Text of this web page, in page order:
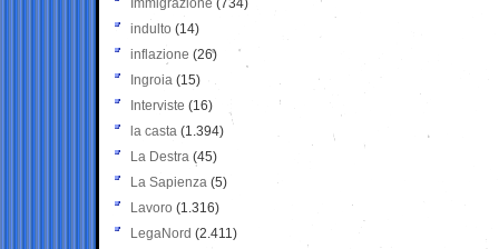
Immigrazione (734)
indulto (14)
inflazione (26)
Ingroia (15)
Interviste (16)
la casta (1.394)
La Destra (45)
La Sapienza (5)
Lavoro (1.316)
LegaNord (2.411)